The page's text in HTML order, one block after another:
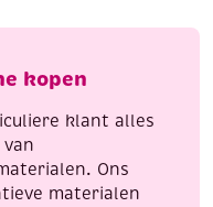
-
wonder
Christmas
kopen
klant alles
Ons
materialen